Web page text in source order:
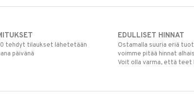
tehdyt tilaukset lähetetään
päivänä
EDULLISET HINNAT
Ostamalla suuria eriä
voimme pitää hinnat
Voit olla varma, että teet